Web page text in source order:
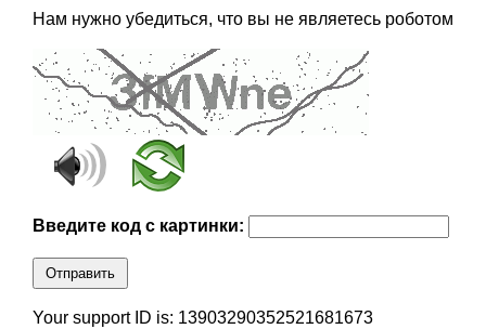
Нам нужно убедиться, что вы не являетесь роботом
Введите код с картинки:
Отправить
Your support ID is: 13903290352521681673